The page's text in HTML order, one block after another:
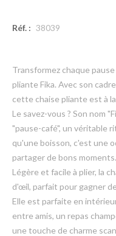
Réf. : 38039
Transformez chaque
pliante Fika. Avec son
cette chaise pliante est à
Le savez-vous ? Son nom
"pause-café", un véritable
qu'une boisson, c'est une
partager de bons moments.
Légère et facile à plier, la
d'œil, parfait pour gagner
Elle est parfaite en
entre amis, un repas
une touche de charme